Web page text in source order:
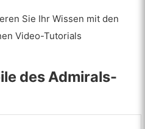
Sie Ihr Wissen mit den
Video-Tutorials
des Admirals-